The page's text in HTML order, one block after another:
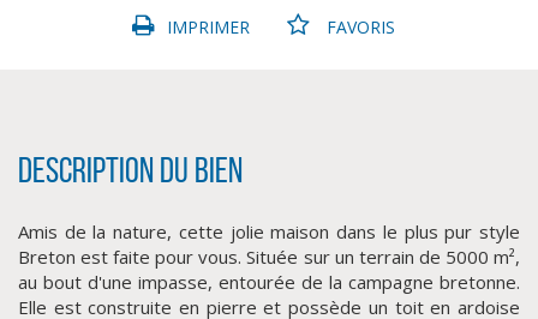
IMPRIMER FAVORIS
Description du bien
Amis de la nature, cette jolie maison dans le plus pur style
Breton est faite pour vous. Située sur un terrain de 5000 m²,
au bout d'une impasse, entourée de la campagne bretonne.
Elle est construite en pierre et possède un toit en ardoise